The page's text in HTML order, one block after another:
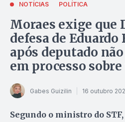
NOTÍCIAS POLÍTICA
Moraes exige que
defesa de Eduardo
após deputado
em processo
Gabes Guizilin 16 outubro
Segundo o ministro do